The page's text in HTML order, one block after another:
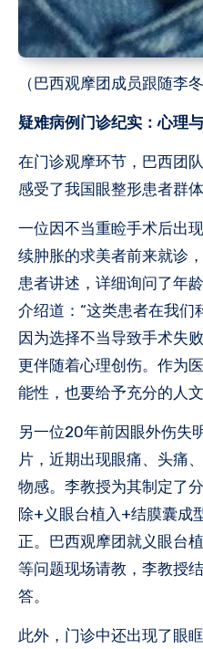
（巴西观摩团成员跟随李
疑难病例门诊纪实：心理
在门诊观摩环节，巴西团
感受了我国眼整形患者群
一位因不当重睑手术后出
续肿胀的求美者前来就诊
患者讲述，详细询问了年
介绍道：“这类患者在我们
因为选择不当导致手术失
更伴随着心理创伤。作为
能性，也要给予充分的人
另一位20年前因眼外伤失
片，近期出现眼痛、头痛
物感。李教授为其制定了
除+义眼台植入+结膜囊成
正。巴西观摩团就义眼台
等问题现场请教，李教授
答。
此外，门诊中还出现了眼